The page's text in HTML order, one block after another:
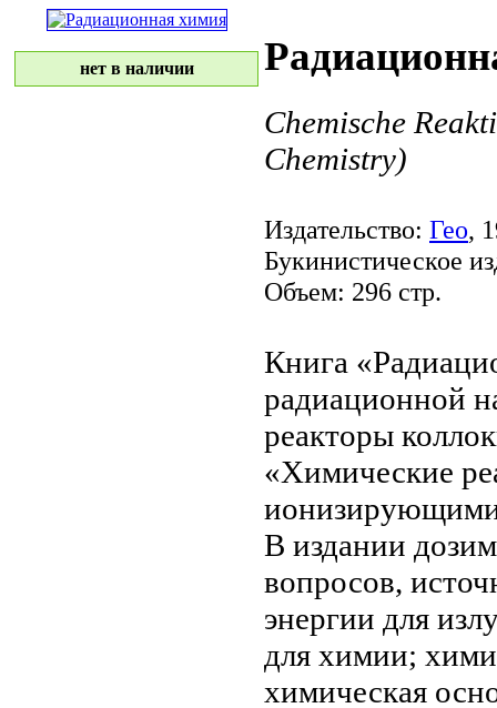
нет в наличии
Chemische
Chemistry)
Издательство: Гео,
Букинистическое
Объем: 296 стр.
Книга
радиационной
реакторы
«Химические
В издании
вопросов,
энергии для
для химии;
химическая